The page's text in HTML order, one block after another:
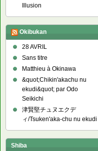
Illusion
Okibukan
28 AVRIL
Sans titre
Matthieu à Okinawa
&quot;Chikin'akachu nu
ekudi&quot; par Odo
Seikichi
津賢堅チュヌエクデ
ィ/Tsuken'aka-chu nu ekudi
Shiba